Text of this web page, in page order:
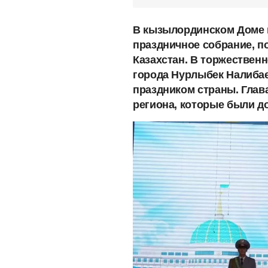
В кызылординском Доме
праздничное собрание,
Казахстан. В
города Нурлыбек
праздником страны.
региона, которые были